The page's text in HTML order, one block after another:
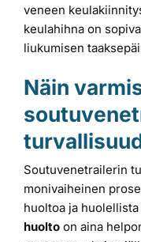
veneen
keulahihna on
liukumisen
Näin
Soutuvenetrailerin
monivaiheinen
huoltoa ja
huolto on aina